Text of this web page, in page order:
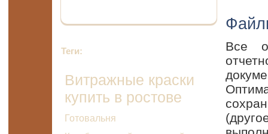
Теги:
Витражные краски
купить в ростове
Готовальня
Все